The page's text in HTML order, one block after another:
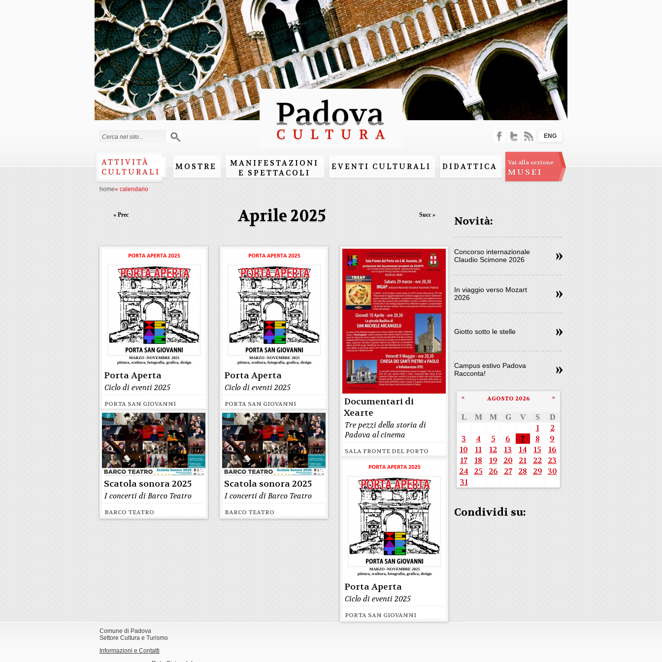
Salta al
contenuto
principale
Form di ricerca
ATTIVITÀ
CULTURALI
MOSTRE
MANIFESTAZIONI
E SPETTACOLI
EVENTI CULTURALI DIDATTICA Vai alla sezione
MUSEI
ENG
home» calendario
Aprile 2025
« Prec Succ »
Porta Aperta
Ciclo di eventi 2025
PORTA SAN GIOVANNI
Porta Aperta
Ciclo di eventi 2025
PORTA SAN GIOVANNI
Documentari di
Xearte
Tre pezzi della storia di
Padova al cinema
SALA FRONTE DEL PORTO
Scatola sonora 2025
I concerti di Barco Teatro
BARCO TEATRO
Scatola sonora 2025
I concerti di Barco Teatro
BARCO TEATRO
Porta Aperta
Ciclo di eventi 2025
PORTA SAN GIOVANNI
Novità:
Concorso internazionale
Claudio Scimone 2026
In viaggio verso Mozart
2026
Giotto sotto le stelle
Campus estivo Padova
Racconta!
AGOSTO 2026
« »
L M M G V S D
1
2
3
4 5 6 7 8
9
10
11 12 13 14 15
16
17
18 19 20 21 22
23
24
25 26 27 28 29 30
31
Condividi su:
Comune di Padova
Settore Cultura e Turismo
Informazioni e Contatti